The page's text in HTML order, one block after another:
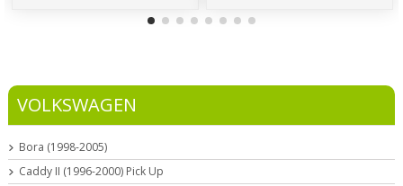
VOLKSWAGEN
Bora (1998-2005)
Caddy II (1996-2000) Pick Up